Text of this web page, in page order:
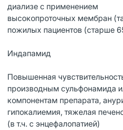
диализе с применением
высокопроточных мембран
пожилых пациентов (старше
Индапамид
Повышенная
производным сульфонамида
компонентам препарата,
гипокалиемия, тяжелая
(в т.ч. с энцефалопатией)